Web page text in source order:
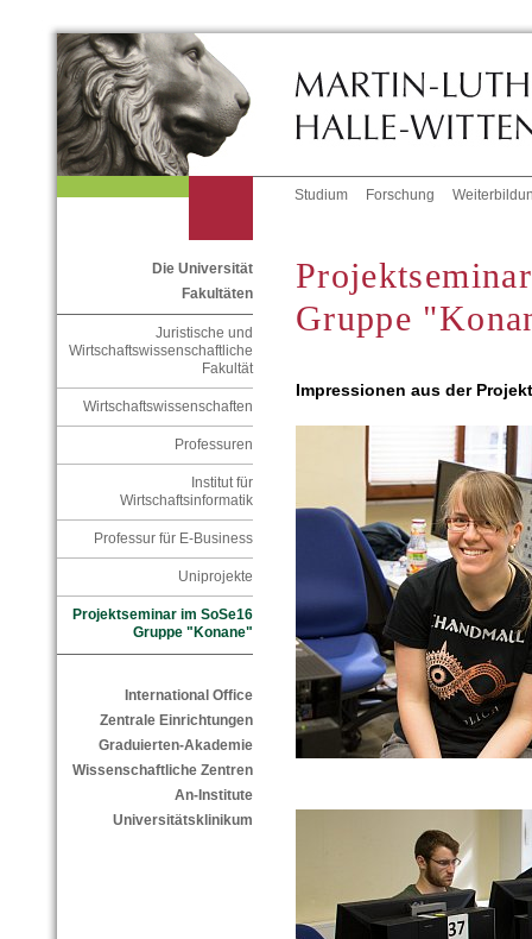
Studium Forschung
Die Universität
Fakultäten
Juristische und
Wirtschaftswissenschaftliche
Fakultät
Wirtschaftswissenschaften
Professuren
Institut für
Wirtschaftsinformatik
Professur für E-Business
Uniprojekte
Projektseminar im SoSe16
Gruppe "Konane"
International Office
Zentrale Einrichtungen
Graduierten-Akademie
Wissenschaftliche Zentren
An-Institute
Universitätsklinikum
Gruppe
Impressionen aus der